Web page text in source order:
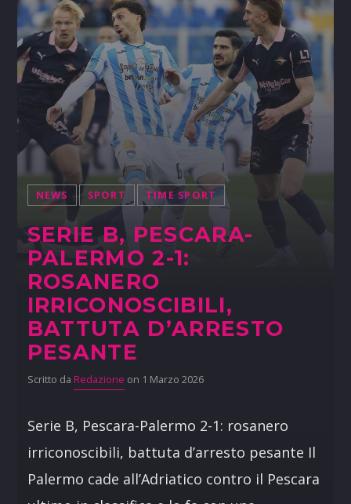
NEWS SPORT TIME SPORT
SERIE B, PESCARA-
PALERMO 2-1:
ROSANERO
IRRICONOSCIBILI,
BATTUTA D’ARRESTO
PESANTE
Scritto da Redazione on 1 Marzo 2026
Serie B, Pescara-Palermo 2-1: rosanero
irriconoscibili, battuta d’arresto pesante Il
Palermo cade all’Adriatico contro il Pescara